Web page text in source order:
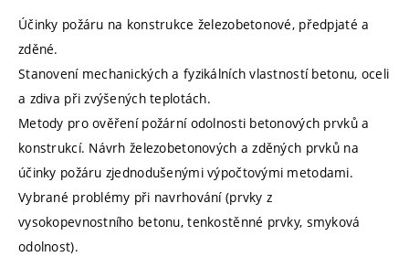
Účinky požáru na konstrukce železobetonové, předpjaté a
zděné.
Stanovení mechanických a fyzikálních vlastností betonu, oceli
a zdiva při zvýšených teplotách.
Metody pro ověření požární odolnosti betonových prvků a
konstrukcí. Návrh železobetonových a zděných prvků na
účinky požáru zjednodušenými výpočtovými metodami.
Vybrané problémy při navrhování (prvky z
vysokopevnostního betonu, tenkostěnné prvky, smyková
odolnost).